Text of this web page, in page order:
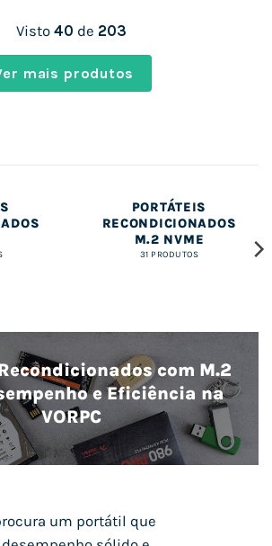
Visto 40 de 203
mais produtos
PORTÁTEIS
RECONDICIONADOS
M.2 NVME
31 PRODUTOS
com M.2
e Eficiência na
VORPC
um portátil que